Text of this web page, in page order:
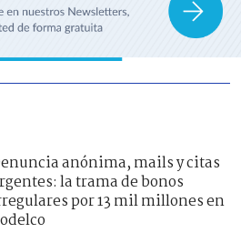
anónima, mails y citas
la trama de bonos
por 13 mil millones en